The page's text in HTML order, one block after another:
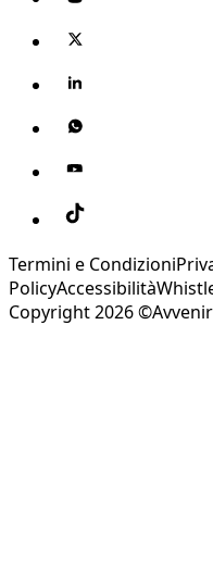
Termini e Condizioni
PolicyAccessibilità
Copyright 2026